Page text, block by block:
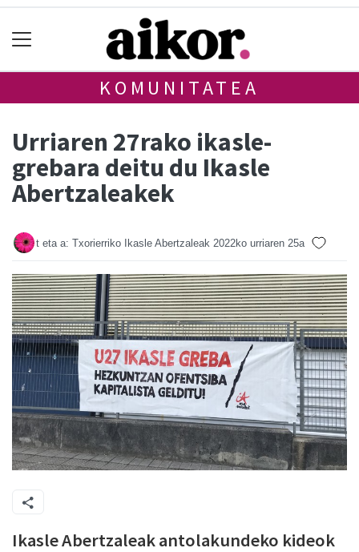
KOMUNITATEA
Urriaren 27rako ikasle-
grebara deitu du Ikasle
Abertzaleakek
t eta a: Txorierriko Ikasle Abertzaleak 2022ko urriaren 25a
Ikasle Abertzaleak antolakundeko kideok